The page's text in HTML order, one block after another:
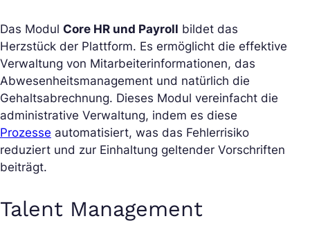
Das Modul Core HR und Payroll bildet das
Herzstück der Plattform. Es ermöglicht die effektive
Verwaltung von Mitarbeiterinformationen, das
Abwesenheitsmanagement und natürlich die
Gehaltsabrechnung. Dieses Modul vereinfacht die
administrative Verwaltung, indem es diese
Prozesse automatisiert, was das Fehlerrisiko
reduziert und zur Einhaltung geltender Vorschriften
beiträgt.
Talent Management